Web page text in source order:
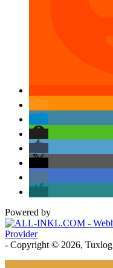
Powered by
- Copyright © 2026, Tuxlog